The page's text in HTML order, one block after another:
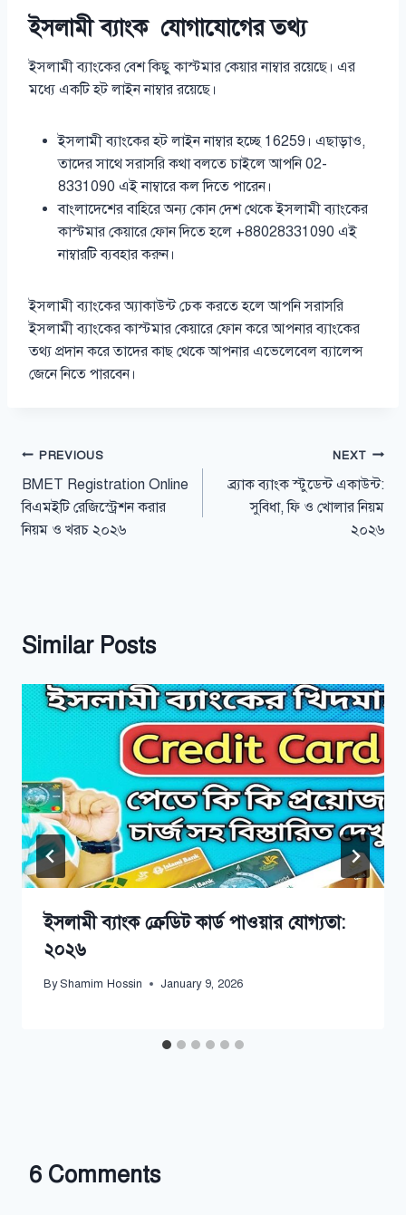
ইসলামী ব্যাংক যোগাযোগের তথ্য
ইসলামী ব্যাংকের বেশ কিছু কাস্টমার কেয়ার নাম্বার রয়েছে। এর
মধ্যে একটি হট লাইন নাম্বার রয়েছে।
ইসলামী ব্যাংকের হট লাইন নাম্বার হচ্ছে 16259। এছাড়াও,
তাদের সাথে সরাসরি কথা বলতে চাইলে আপনি 02-
8331090 এই নাম্বারে কল দিতে পারেন।
বাংলাদেশের বাহিরে অন্য কোন দেশ থেকে ইসলামী ব্যাংকের
কাস্টমার কেয়ারে ফোন দিতে হলে +88028331090 এই
নাম্বারটি ব্যবহার করুন।
ইসলামী ব্যাংকের অ্যাকাউন্ট চেক করতে হলে আপনি সরাসরি
ইসলামী ব্যাংকের কাস্টমার কেয়ারে ফোন করে আপনার ব্যাংকের
তথ্য প্রদান করে তাদের কাছ থেকে আপনার এভেলেবেল ব্যালেন্স
জেনে নিতে পারবেন।
Post
navigation
PREVIOUS
BMET Registration Online
বিএমইটি রেজিস্ট্রেশন করার
নিয়ম ও খরচ ২০২৬
NEXT
ব্র্যাক ব্যাংক স্টুডেন্ট একাউন্ট:
সুবিধা, ফি ও খোলার নিয়ম
২০২৬
Similar Posts
ইসলামী ব্যাংক ক্রেডিট কার্ড পাওয়ার যোগ্যতা:
২০২৬
By Shamim Hossin January 9, 2026
6 Comments